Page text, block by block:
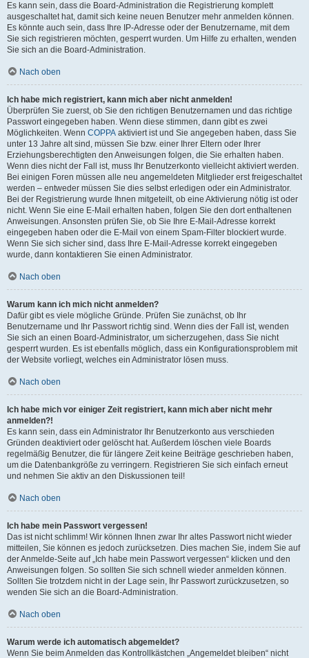
Es kann sein, dass die Board-Administration die Registrierung komplett
ausgeschaltet hat, damit sich keine neuen Benutzer mehr anmelden können.
Es könnte auch sein, dass Ihre IP-Adresse oder der Benutzername, mit dem
Sie sich registrieren möchten, gesperrt wurden. Um Hilfe zu erhalten, wenden
Sie sich an die Board-Administration.
Nach oben
Ich habe mich registriert, kann mich aber nicht anmelden!
Überprüfen Sie zuerst, ob Sie den richtigen Benutzernamen und das richtige
Passwort eingegeben haben. Wenn diese stimmen, dann gibt es zwei
Möglichkeiten. Wenn COPPA aktiviert ist und Sie angegeben haben, dass Sie
unter 13 Jahre alt sind, müssen Sie bzw. einer Ihrer Eltern oder Ihrer
Erziehungsberechtigten den Anweisungen folgen, die Sie erhalten haben.
Wenn dies nicht der Fall ist, muss Ihr Benutzerkonto vielleicht aktiviert werden.
Bei einigen Foren müssen alle neu angemeldeten Mitglieder erst freigeschaltet
werden – entweder müssen Sie dies selbst erledigen oder ein Administrator.
Bei der Registrierung wurde Ihnen mitgeteilt, ob eine Aktivierung nötig ist oder
nicht. Wenn Sie eine E-Mail erhalten haben, folgen Sie den dort enthaltenen
Anweisungen. Ansonsten prüfen Sie, ob Sie Ihre E-Mail-Adresse korrekt
eingegeben haben oder die E-Mail von einem Spam-Filter blockiert wurde.
Wenn Sie sich sicher sind, dass Ihre E-Mail-Adresse korrekt eingegeben
wurde, dann kontaktieren Sie einen Administrator.
Nach oben
Warum kann ich mich nicht anmelden?
Dafür gibt es viele mögliche Gründe. Prüfen Sie zunächst, ob Ihr
Benutzername und Ihr Passwort richtig sind. Wenn dies der Fall ist, wenden
Sie sich an einen Board-Administrator, um sicherzugehen, dass Sie nicht
gesperrt wurden. Es ist ebenfalls möglich, dass ein Konfigurationsproblem mit
der Website vorliegt, welches ein Administrator lösen muss.
Nach oben
Ich habe mich vor einiger Zeit registriert, kann mich aber nicht mehr
anmelden?!
Es kann sein, dass ein Administrator Ihr Benutzerkonto aus verschieden
Gründen deaktiviert oder gelöscht hat. Außerdem löschen viele Boards
regelmäßig Benutzer, die für längere Zeit keine Beiträge geschrieben haben,
um die Datenbankgröße zu verringern. Registrieren Sie sich einfach erneut
und nehmen Sie aktiv an den Diskussionen teil!
Nach oben
Ich habe mein Passwort vergessen!
Das ist nicht schlimm! Wir können Ihnen zwar Ihr altes Passwort nicht wieder
mitteilen, Sie können es jedoch zurücksetzen. Dies machen Sie, indem Sie auf
der Anmelde-Seite auf „Ich habe mein Passwort vergessen“ klicken und den
Anweisungen folgen. So sollten Sie sich schnell wieder anmelden können.
Sollten Sie trotzdem nicht in der Lage sein, Ihr Passwort zurückzusetzen, so
wenden Sie sich an die Board-Administration.
Nach oben
Warum werde ich automatisch abgemeldet?
Wenn Sie beim Anmelden das Kontrollkästchen „Angemeldet bleiben“ nicht